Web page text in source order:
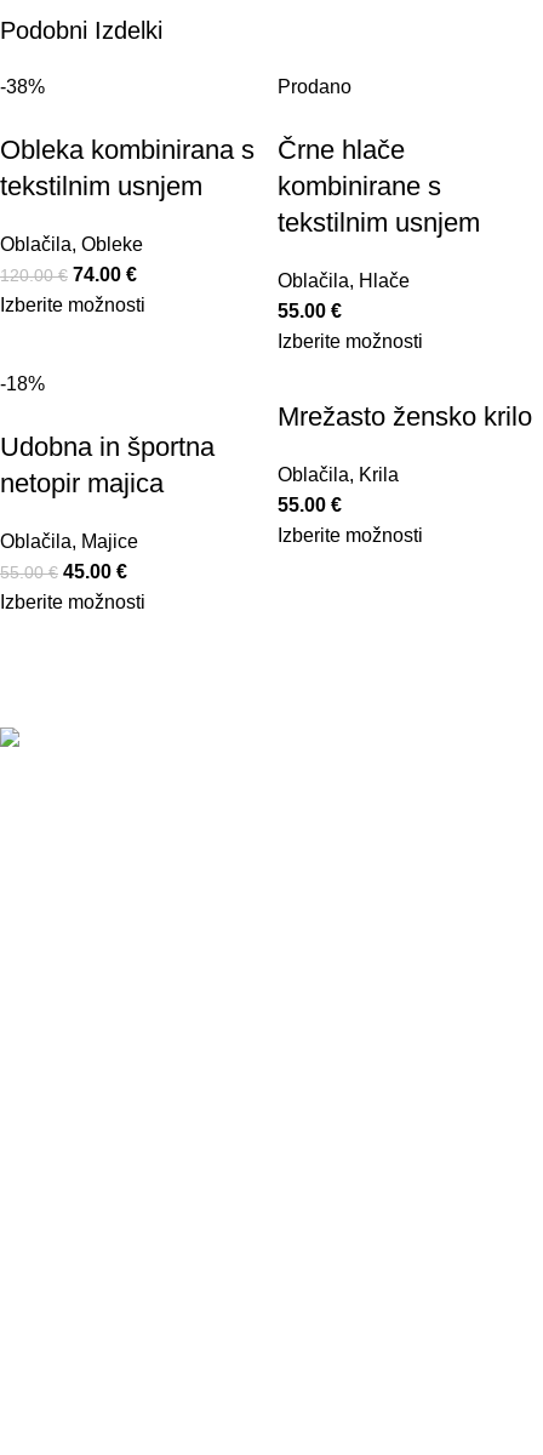
Podobni Izdelki
-38%
Obleka kombinirana s
tekstilnim usnjem
Oblačila, Obleke
120.00€ 74.00 €
Izberite možnosti
Prodano
Črne hlače
kombinirane s
tekstilnim usnjem
Oblačila, Hlače
55.00 €
Izberite možnosti
-18%
Udobna in športna
netopir majica
Oblačila, Majice
55.00€ 45.00 €
Izberite možnosti
Mrežasto žensko krilo
Oblačila, Krila
55.00 €
Izberite možnosti